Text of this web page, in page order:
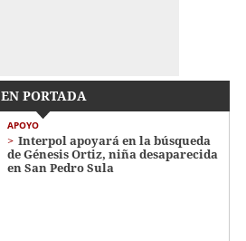
EN PORTADA
APOYO
Interpol apoyará en la búsqueda
de Génesis Ortiz, niña desaparecida
en San Pedro Sula